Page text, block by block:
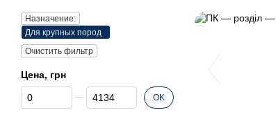
Назначение:
Для крупных пород
Очистить фильтр
Цена, грн
От Цена, грн
До Цена, грн OK